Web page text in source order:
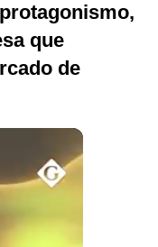
que
de